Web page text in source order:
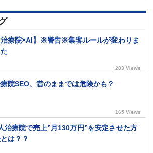
治療院×AI】※警告※集客ルールが変わりま
283 Views
院SEO、昔のままでは危険かも？
165 Views
治療院で売上”月130万円”を安定させた方
は？？